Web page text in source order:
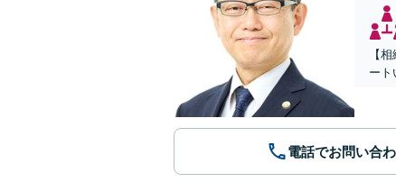
【
ート
電話でお問い合